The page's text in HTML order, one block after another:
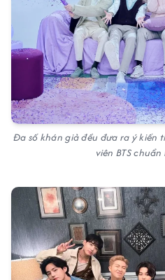
Đa số khán giả đều đưa ra ý kiến
viên BTS